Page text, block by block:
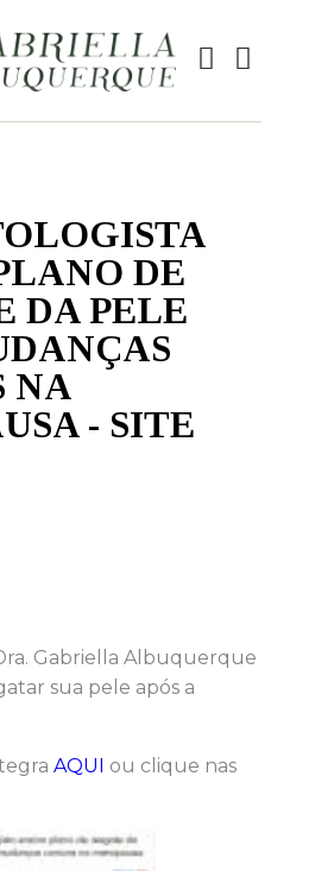
DE
DA PELE
NA
- SITE
Gabriella Albuquerque
sua pele após a
AQUI
ou clique nas